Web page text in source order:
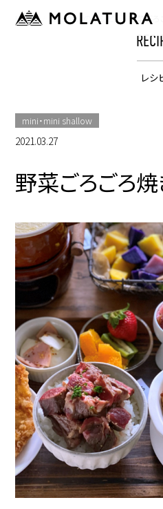
HOME bestpotのレシピ 野菜ごろ
レシ
mini・mini shallow
2021.03.27
野菜ごろごろ焼